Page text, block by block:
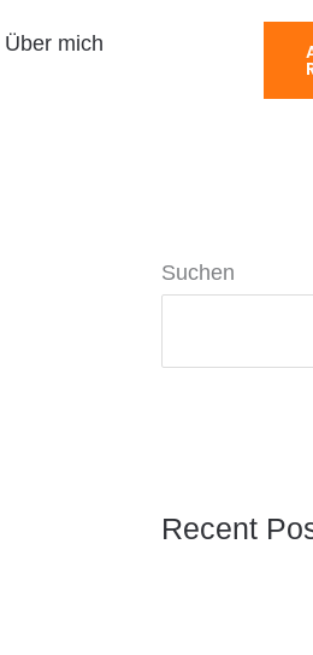
Über mich
Suchen
Recent